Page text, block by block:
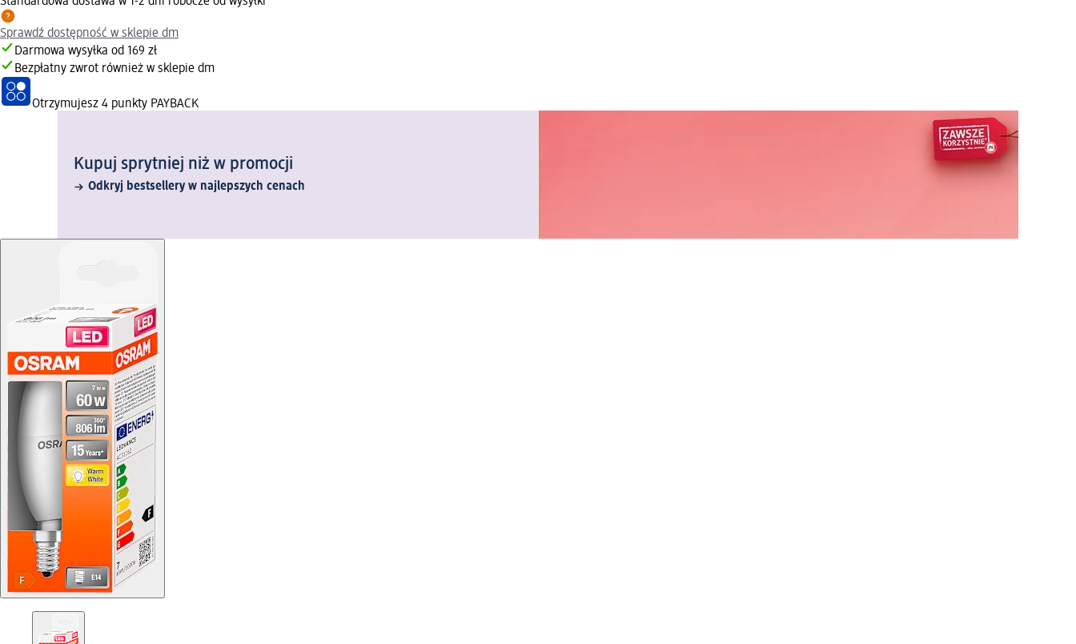
Sprawdź dostępność w sklepie dm
Darmowa wysyłka od 169 zł
Bezpłatny zwrot również w sklepie dm
Otrzymujesz 4 punkty PAYBACK
Kupuj sprytniej niż w promocji
Odkryj bestsellery w najlepszych cenach